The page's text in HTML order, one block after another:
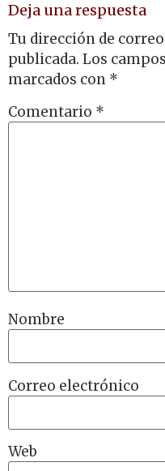
Deja una respuesta
Tu dirección de
publicada. Los
marcados con *
Comentario *
Nombre
Correo electrónico
Web